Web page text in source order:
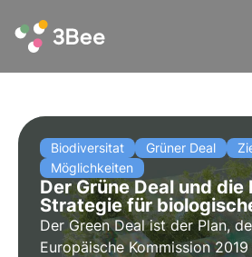
Biodiversitat Grüner Deal
Möglichkeiten
Der Grüne Deal und die
Strategie für
Der Green Deal ist der Plan,
Europäische Kommission